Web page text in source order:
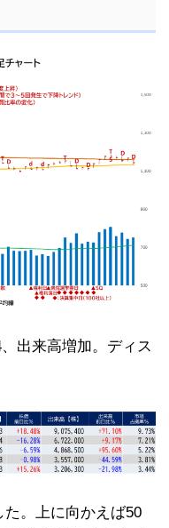
出来高増加。ディス
。上に向かえば50